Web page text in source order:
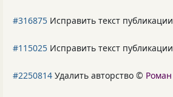
#316875 Исправить текст
#115025 Исправить текст
#2250814 Удалить авторство ©